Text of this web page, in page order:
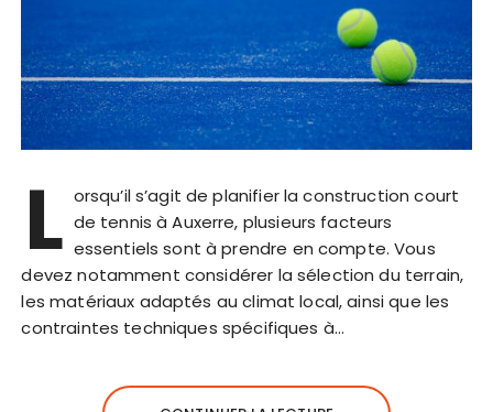
L orsqu’il s’agit de planifier la construction court
de tennis à Auxerre, plusieurs facteurs
essentiels sont à prendre en compte. Vous
devez notamment considérer la sélection du terrain,
les matériaux adaptés au climat local, ainsi que les
contraintes techniques spécifiques à…